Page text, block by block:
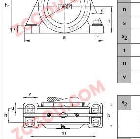
n
s
s2
t
u
v
s2